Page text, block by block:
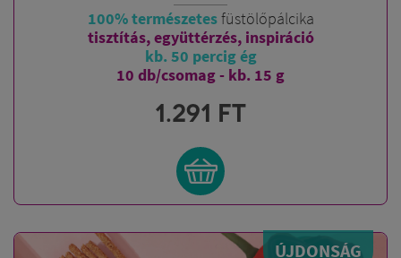
100% természetesfüstölőpálcika
tisztítás, együttérzés, inspiráció
kb. 50 percig ég
10 db/csomag - kb. 15 g
1.291 FT
ÚJDONSÁG